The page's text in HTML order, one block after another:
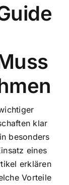
klar
besonders
eines
erklären
Vorteile